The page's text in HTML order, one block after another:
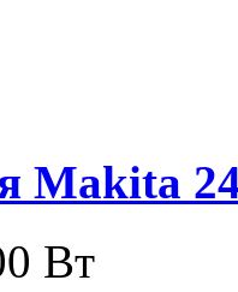
Makita
Вт